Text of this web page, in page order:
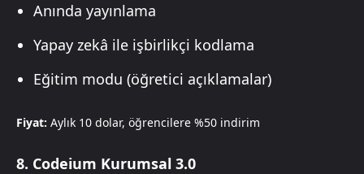
Anında yayınlama
Yapay zekâ ile işbirlikçi kodlama
Eğitim modu (öğretici açıklamalar)
Fiyat: Aylık 10 dolar, öğrencilere %50 indirim
8. Codeium Kurumsal 3.0